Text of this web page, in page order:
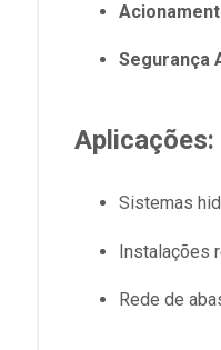
Segurança
Aplicações:
Sistemas
Instalações
Rede de